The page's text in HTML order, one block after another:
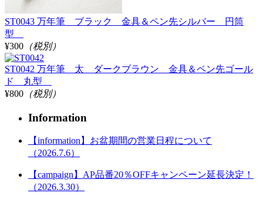
ST0043 万年筆 ブラック 金具＆ペン先シルバー 円筒
型
¥300 （税別）
ST0042 万年筆 太 ダークブラウン 金具＆ペン先ゴール
ド 丸型
¥800 （税別）
Information
【information】お盆期間の営業日程について
（2026.7.6）
【campaign】AP品番20％OFFキャンペーン延長決定！
（2026.3.30）